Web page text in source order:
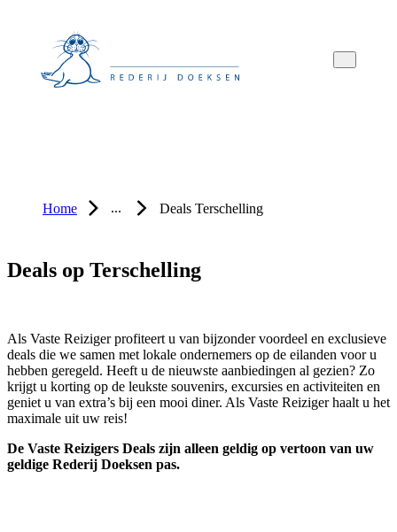
Overslaan
naar
hoofdnavigatie
Overslaan
naar
hoofdinhoud
Overslaan
naar
voettekstinhoud
Home ... Deals Terschelling
Deals op Terschelling
Als Vaste Reiziger profiteert u van bijzonder voordeel en exclusieve
deals die we samen met lokale ondernemers op de eilanden voor u
hebben geregeld. Heeft u de nieuwste aanbiedingen al gezien? Zo
krijgt u korting op de leukste souvenirs, excursies en activiteiten en
geniet u van extra’s bij een mooi diner. Als Vaste Reiziger haalt u het
maximale uit uw reis!
De Vaste Reizigers Deals zijn alleen geldig op vertoon van uw
geldige Rederij Doeksen pas.